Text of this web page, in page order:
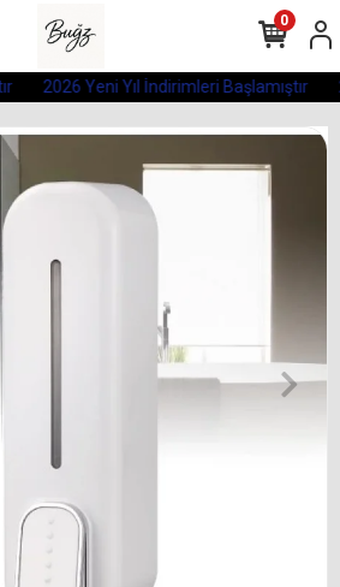
2026 Yeni Yıl İndirimleri Başlamıştır
0